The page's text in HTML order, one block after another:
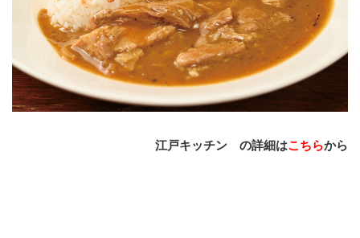
江戸キッチン の詳細はこちらから